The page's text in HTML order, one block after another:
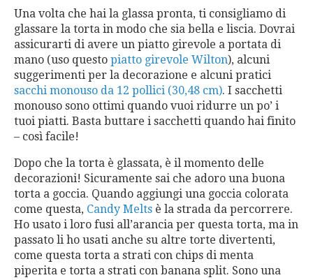
Una volta che hai la glassa pronta, ti consigliamo di
glassare la torta in modo che sia bella e liscia. Dovrai
assicurarti di avere un piatto girevole a portata di
mano (uso questo piatto girevole Wilton), alcuni
suggerimenti per la decorazione e alcuni pratici
sacchi monouso da 12 pollici (30,48 cm). I sacchetti
monouso sono ottimi quando vuoi ridurre un po’ i
tuoi piatti. Basta buttare i sacchetti quando hai finito
– così facile!
Dopo che la torta è glassata, è il momento delle
decorazioni! Sicuramente sai che adoro una buona
torta a goccia. Quando aggiungi una goccia colorata
come questa, Candy Melts è la strada da percorrere.
Ho usato i loro fusi all’arancia per questa torta, ma in
passato li ho usati anche su altre torte divertenti,
come questa torta a strati con chips di menta
piperita e torta a strati con banana split. Sono una